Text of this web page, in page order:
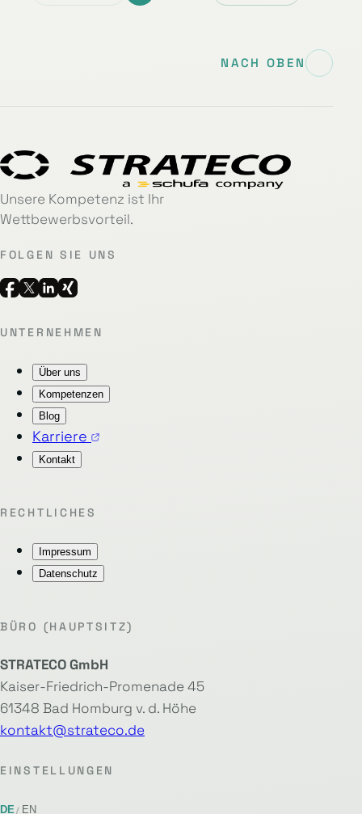
NACH OBEN
Unsere Kompetenz ist Ihr
Wettbewerbsvorteil.
FOLGEN SIE UNS
UNTERNEHMEN
Über uns
Kompetenzen
Blog
Karriere
Kontakt
RECHTLICHES
Impressum
Datenschutz
BÜRO (HAUPTSITZ)
STRATECO GmbH
Kaiser-Friedrich-Promenade 45
61348 Bad Homburg v. d. Höhe
kontakt@strateco.de
EINSTELLUNGEN
DE EN